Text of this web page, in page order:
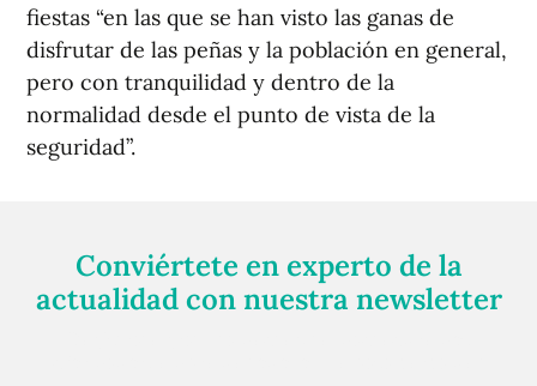
fiestas “en las que se han visto las ganas de
disfrutar de las peñas y la población en general,
pero con tranquilidad y dentro de la
normalidad desde el punto de vista de la
seguridad”.
Conviértete en experto de la
actualidad con nuestra newsletter